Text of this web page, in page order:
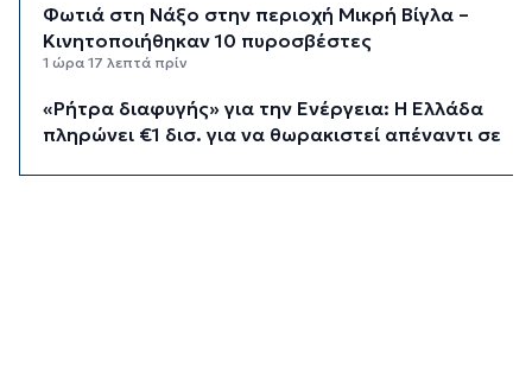
Φωτιά στη Νάξο στην περιοχή Μικρή Βίγλα –
Κινητοποιήθηκαν 10 πυροσβέστες
1 ώρα 17 λεπτά πρίν
«Ρήτρα διαφυγής» για την Ενέργεια: Η Ελλάδα
πληρώνει €1 δισ. για να θωρακιστεί απέναντι σε